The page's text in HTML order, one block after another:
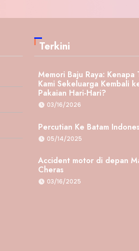
Terkini
Memori Baju Raya: Kenapa
Kami Sekeluarga Kembali
Pakaian Hari-Hari?
03/16/2026
Percutian Ke Batam
05/14/2025
Accident motor di depan
Cheras
03/16/2025